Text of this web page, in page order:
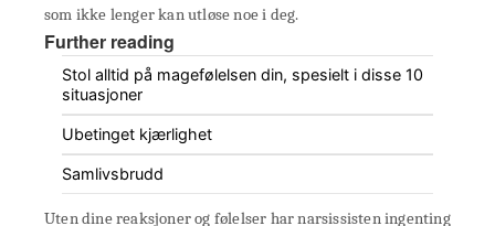
som ikke lenger kan utløse noe i deg.
Further reading
Stol alltid på magefølelsen din, spesielt i disse 10
situasjoner
Ubetinget kjærlighet
Samlivsbrudd
Uten dine reaksjoner og følelser har narsissisten ingenting